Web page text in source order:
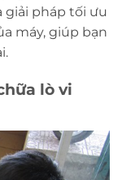
giải pháp tối ưu
máy, giúp bạn
lò vi